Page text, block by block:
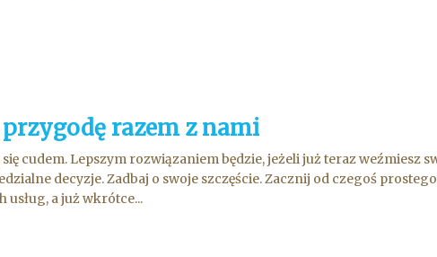
razem z nami
cudem. Lepszym rozwiązaniem będzie, jeżeli już teraz weźmiesz
decyzje. Zadbaj o swoje szczęście. Zacznij od czegoś
usług, a już wkrótce...